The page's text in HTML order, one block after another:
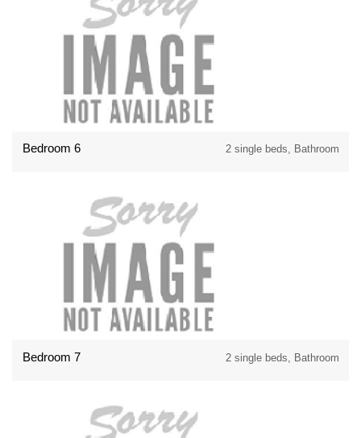
Bedroom 6 2 single beds, Bathroom
Bedroom 7 2 single beds, Bathroom